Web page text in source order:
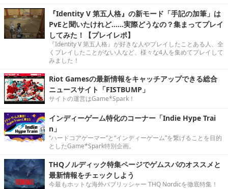
『Identity V 第五人格』の新モード「手記の加筆」は
PvEと聞いたけれど……実際どうなの？集まってプレイ
してみた！【プレイレポ】
『Identity V 第五人格』が好きな人やプレイしたことある人、全
くプレイしたことがない人など、様々な4人を集めてプレイして
みました！
Riot Gamesの最新情報をキャッチアップできる総合
ニュースサイト「FISTBUMP」
サイトの運営はGame*Spark！
インディーゲーム特化のコーナー「Indie Hype Trai
n」
“ハードコアゲーマー”と“インディーゲーム”を繋げることを目的
としたGame*Spark特別企画。
THQノルディック特集ページでゲムスパのオススメと
最新情報をチェックしよう
今最もホットな海外パブリッシャー THQ Nordicを徹底特集！